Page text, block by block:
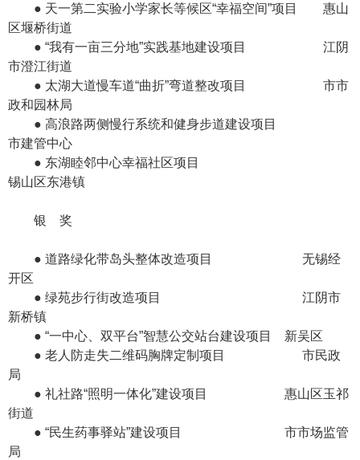
● 天一第二实验小学家长等候区“幸福空间”项目 惠山
区堰桥街道
● “我有一亩三分地”实践基地建设项目 江阴
市澄江街道
● 太湖大道慢车道“曲折”弯道整改项目 市市
政和园林局
● 高浪路两侧慢行系统和健身步道建设项目
市建管中心
● 东湖睦邻中心幸福社区项目
锡山区东港镇
银 奖
● 道路绿化带岛头整体改造项目 无锡经
开区
● 绿苑步行街改造项目 江阴市
新桥镇
● “一中心、双平台”智慧公交站台建设项目 新吴区
● 老人防走失二维码胸牌定制项目 市民政
局
● 礼社路“照明一体化”建设项目 惠山区玉祁
街道
● “民生药事驿站”建设项目 市市场监管
局